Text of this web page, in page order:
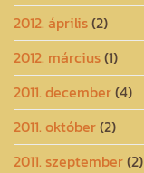
2012. április(2)
2012. március(1)
2011. december(4)
2011. október(2)
2011. szeptember(2)